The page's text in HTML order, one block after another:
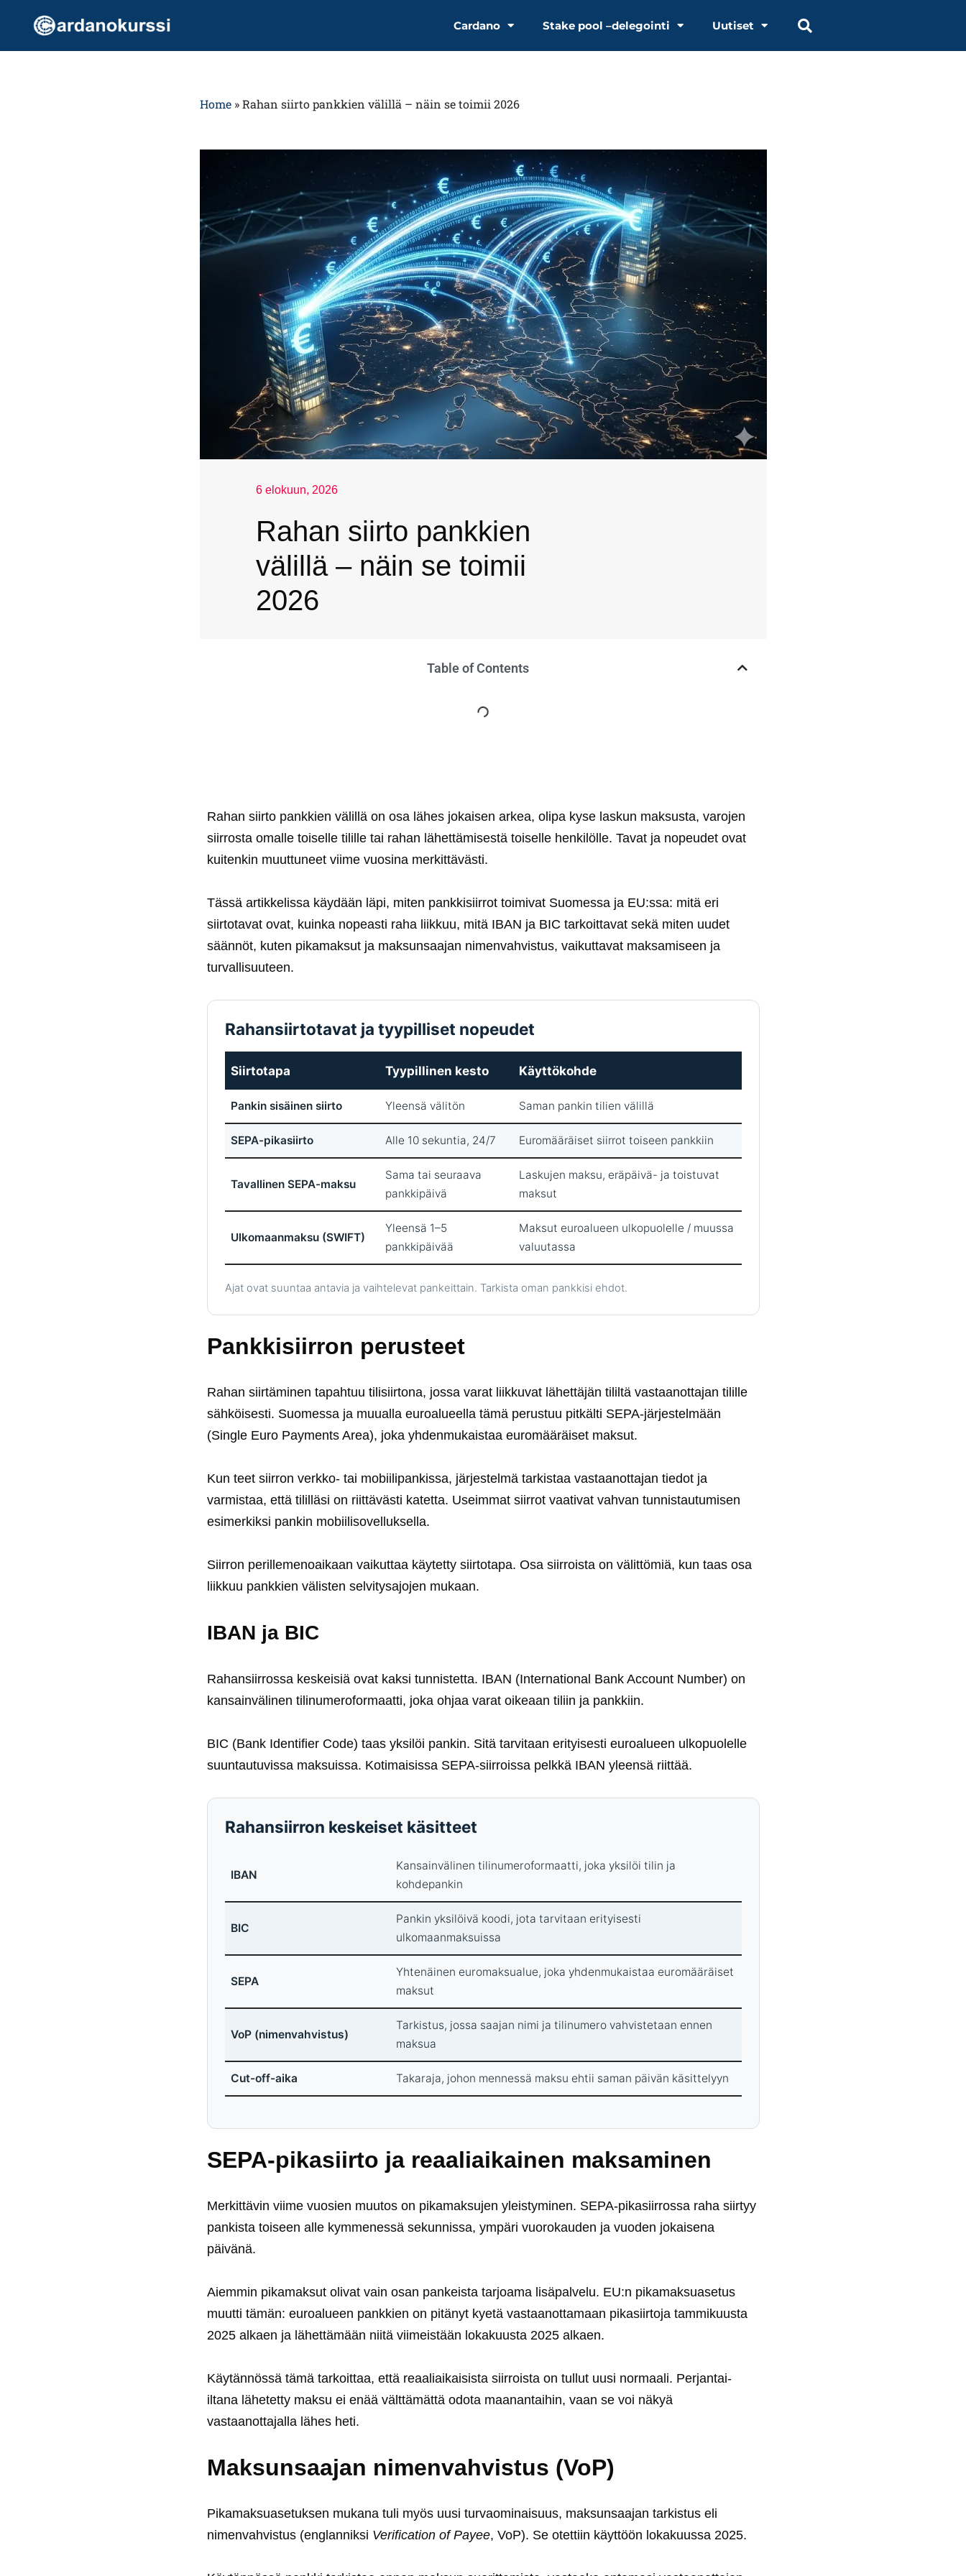
Cardano Stake pool –delegointi Uutiset
Home»Rahan siirto pankkien välillä – näin se toimii 2026
6 elokuun, 2026
Rahan siirto pankkien
välillä – näin se toimii
2026
Table of Contents
Rahan siirto pankkien välillä on osa lähes jokaisen arkea, olipa kyse laskun maksusta, varojen
siirrosta omalle toiselle tilille tai rahan lähettämisestä toiselle henkilölle. Tavat ja nopeudet ovat
kuitenkin muuttuneet viime vuosina merkittävästi.
Tässä artikkelissa käydään läpi, miten pankkisiirrot toimivat Suomessa ja EU:ssa: mitä eri
siirtotavat ovat, kuinka nopeasti raha liikkuu, mitä IBAN ja BIC tarkoittavat sekä miten uudet
säännöt, kuten pikamaksut ja maksunsaajan nimenvahvistus, vaikuttavat maksamiseen ja
turvallisuuteen.
Rahansiirtotavat ja tyypilliset nopeudet
Siirtotapa Tyypillinen kesto Käyttökohde
Pankin sisäinen siirto Yleensä välitön Saman pankin tilien välillä
SEPA-pikasiirto Alle 10 sekuntia, 24/7 Euromääräiset siirrot toiseen pankkiin
Tavallinen SEPA-maksu
Sama tai seuraava
pankkipäivä
Laskujen maksu, eräpäivä- ja toistuvat
maksut
Ulkomaanmaksu (SWIFT)
Yleensä 1–5
pankkipäivää
Maksut euroalueen ulkopuolelle / muussa
valuutassa
Ajat ovat suuntaa antavia ja vaihtelevat pankeittain. Tarkista oman pankkisi ehdot.
Pankkisiirron perusteet
Rahan siirtäminen tapahtuu tilisiirtona, jossa varat liikkuvat lähettäjän tililtä vastaanottajan tilille
sähköisesti. Suomessa ja muualla euroalueella tämä perustuu pitkälti SEPA-järjestelmään
(Single Euro Payments Area), joka yhdenmukaistaa euromääräiset maksut.
Kun teet siirron verkko- tai mobiilipankissa, järjestelmä tarkistaa vastaanottajan tiedot ja
varmistaa, että tililläsi on riittävästi katetta. Useimmat siirrot vaativat vahvan tunnistautumisen
esimerkiksi pankin mobiilisovelluksella.
Siirron perillemenoaikaan vaikuttaa käytetty siirtotapa. Osa siirroista on välittömiä, kun taas osa
liikkuu pankkien välisten selvitysajojen mukaan.
IBAN ja BIC
Rahansiirrossa keskeisiä ovat kaksi tunnistetta. IBAN (International Bank Account Number) on
kansainvälinen tilinumeroformaatti, joka ohjaa varat oikeaan tiliin ja pankkiin.
BIC (Bank Identifier Code) taas yksilöi pankin. Sitä tarvitaan erityisesti euroalueen ulkopuolelle
suuntautuvissa maksuissa. Kotimaisissa SEPA-siirroissa pelkkä IBAN yleensä riittää.
Rahansiirron keskeiset käsitteet
IBAN
Kansainvälinen tilinumeroformaatti, joka yksilöi tilin ja
kohdepankin
BIC
Pankin yksilöivä koodi, jota tarvitaan erityisesti
ulkomaanmaksuissa
SEPA
Yhtenäinen euromaksualue, joka yhdenmukaistaa euromääräiset
maksut
VoP (nimenvahvistus)
Tarkistus, jossa saajan nimi ja tilinumero vahvistetaan ennen
maksua
Cut-off-aika Takaraja, johon mennessä maksu ehtii saman päivän käsittelyyn
SEPA-pikasiirto ja reaaliaikainen maksaminen
Merkittävin viime vuosien muutos on pikamaksujen yleistyminen. SEPA-pikasiirrossa raha siirtyy
pankista toiseen alle kymmenessä sekunnissa, ympäri vuorokauden ja vuoden jokaisena
päivänä.
Aiemmin pikamaksut olivat vain osan pankeista tarjoama lisäpalvelu. EU:n pikamaksuasetus
muutti tämän: euroalueen pankkien on pitänyt kyetä vastaanottamaan pikasiirtoja tammikuusta
2025 alkaen ja lähettämään niitä viimeistään lokakuusta 2025 alkaen.
Käytännössä tämä tarkoittaa, että reaaliaikaisista siirroista on tullut uusi normaali. Perjantai-
iltana lähetetty maksu ei enää välttämättä odota maanantaihin, vaan se voi näkyä
vastaanottajalla lähes heti.
Maksunsaajan nimenvahvistus (VoP)
Pikamaksuasetuksen mukana tuli myös uusi turvaominaisuus, maksunsaajan tarkistus eli
nimenvahvistus (englanniksi Verification of Payee, VoP). Se otettiin käyttöön lokakuussa 2025.